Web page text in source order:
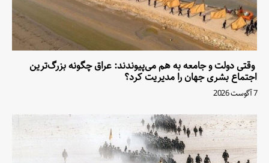
وقتی دولت و جامعه به هم می‌پیوندند: عراق چگونه بزرگ‌ترین
اجتماع بشری جهان را مدیریت کرد؟
7 آگوست 2026